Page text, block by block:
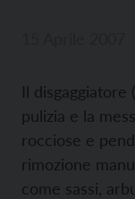
Il disgaggiatore
pulizia e la
rocciose e
rimozione
come sassi,